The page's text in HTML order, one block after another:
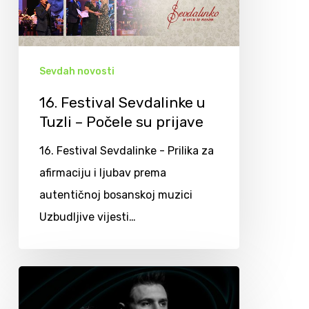
Sevdah novosti
16. Festival Sevdalinke u
Tuzli – Počele su prijave
16. Festival Sevdalinke - Prilika za
afirmaciju i ljubav prema
autentičnoj bosanskoj muzici
Uzbudljive vijesti…